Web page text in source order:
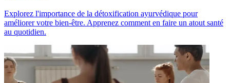
Explorez l'importance de la détoxification ayurvédique pour
améliorer votre bien-être. Apprenez comment en faire un atout santé
au quotidien.